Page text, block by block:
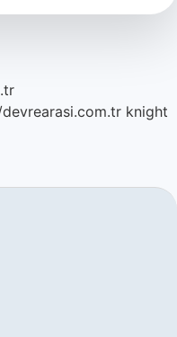
knight